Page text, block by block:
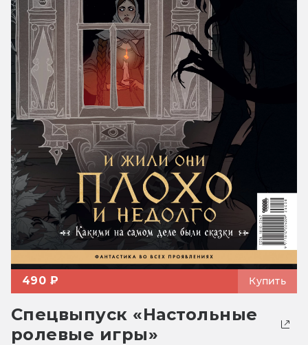
490 ₽ Купить
Спецвыпуск «Настольные
ролевые игры»